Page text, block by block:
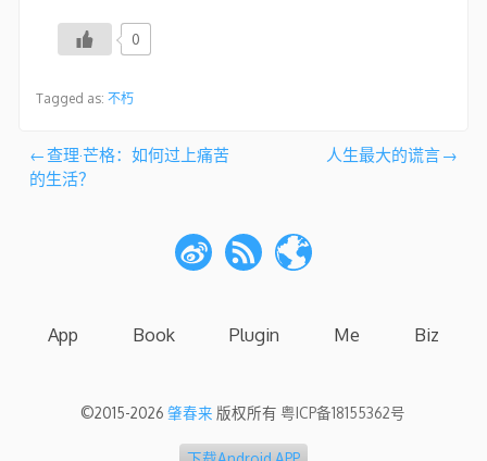
0
Tagged as: 不朽
文
章
查理·芒格：如何过上痛苦
的生活？
人生最大的谎言
App Book Plugin Me Biz
©2015-2026肇春来 版权所有粤ICP备18155362号